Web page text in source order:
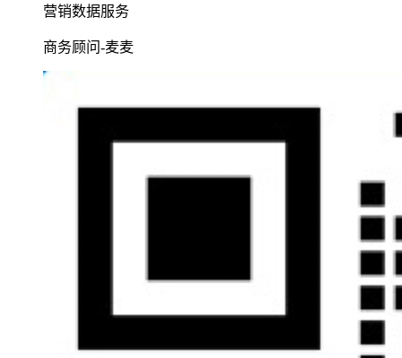
营销数据服务
商务顾问-麦麦